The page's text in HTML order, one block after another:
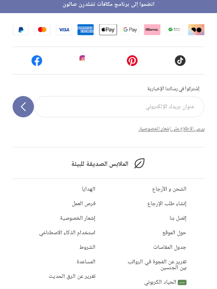
إشتركوا في رسالتنا الإخبارية
يرجى الاطلاع على إشعار الخصوصية.
الملابس الصديقة للبيئة
انضموا إلى برنامج مكافآت تشلدرن صالون
الشحن و الأرجاع
إنشاء طلب الإرجاع
إتصل بنا
حول الموقع
جدول المقاسات
تقرير عن الفجوة في الرواتب
بين الجنسين
جديد الحياد الكربوني
الهدايا
فرص العمل
إشعار الخصوصية
استخدام الذكاء الاصطناعي
الشروط
المساعدة
تقرير عن الرق الحديث